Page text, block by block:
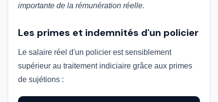
importante de la rémunération réelle.
Les primes et indemnités d'un policier
Le salaire réel d'un policier est sensiblement
supérieur au traitement indiciaire grâce aux primes
de sujétions :